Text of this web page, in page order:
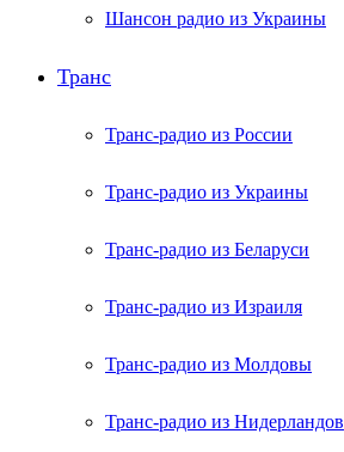
Шансон радио из Украины
Транс
Транс-радио из России
Транс-радио из Украины
Транс-радио из Беларуси
Транс-радио из Израиля
Транс-радио из Молдовы
Транс-радио из Нидерландов